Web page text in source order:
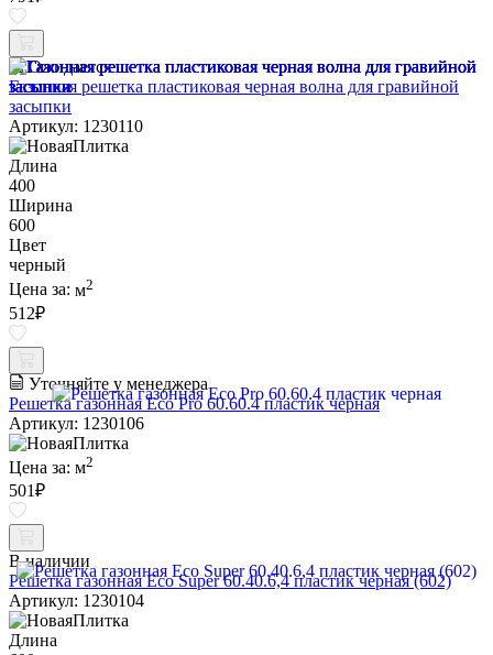
Ожидается
Газонная решетка пластиковая черная волна для гравийной
засыпки
Артикул: 1230110
Длина
400
Ширина
600
Цвет
черный
Цена за: м2
512₽
Уточняйте у менеджера
Решетка газонная Eco Pro 60.60.4 пластик черная
Артикул: 1230106
Цена за: м2
501₽
В наличии
Решетка газонная Eco Super 60.40.6,4 пластик черная (602)
Артикул: 1230104
Длина